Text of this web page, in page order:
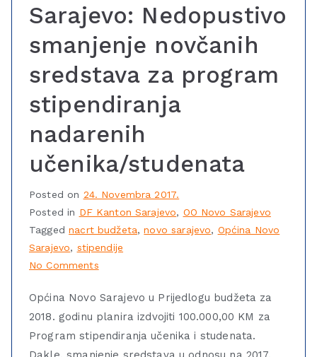
Sarajevo: Nedopustivo
smanjenje novčanih
sredstava za program
stipendiranja
nadarenih
učenika/studenata
Posted on 24. Novembra 2017.
Posted in DF Kanton Sarajevo, OO Novo Sarajevo
Taggednacrt budžeta,novo sarajevo, Općina Novo
Sarajevo, stipendije
No Comments
Općina Novo Sarajevo u Prijedlogu budžeta za
2018. godinu planira izdvojiti 100.000,00 KM za
Program stipendiranja učenika i studenata.